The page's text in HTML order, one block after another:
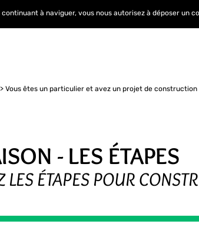
Vous êtes un particulier et avez un projet de construction
- LES ÉTAPES
ÉTAPES POUR
à naviguer, vous nous autorisez à déposer un